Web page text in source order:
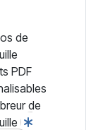
de
PDF
de